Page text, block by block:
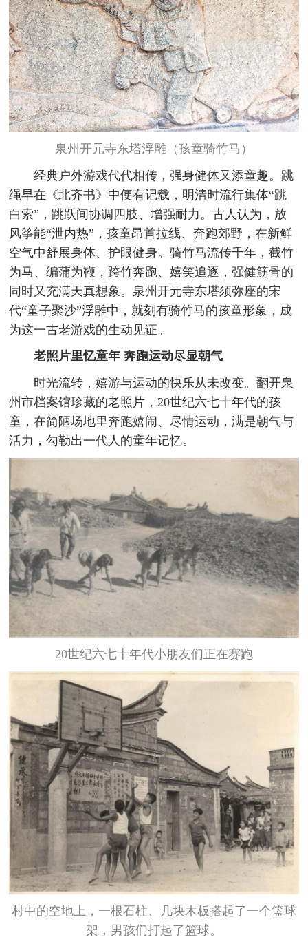
泉州开元寺东塔浮雕（孩童骑竹马）
经典户外游戏代代相传，强身健体又添童趣。跳
绳早在《北齐书》中便有记载，明清时流行集体“跳
白索”，跳跃间协调四肢、增强耐力。古人认为，放
风筝能“泄内热”，孩童昂首拉线、奔跑郊野，在新鲜
空气中舒展身体、护眼健身。骑竹马流传千年，截竹
为马、编蒲为鞭，跨竹奔跑、嬉笑追逐，强健筋骨的
同时又充满天真想象。泉州开元寺东塔须弥座的宋
代“童子聚沙”浮雕中，就刻有骑竹马的孩童形象，成
为这一古老游戏的生动见证。
老照片里忆童年 奔跑运动尽显朝气
时光流转，嬉游与运动的快乐从未改变。翻开泉
州市档案馆珍藏的老照片，20世纪六七十年代的孩
童，在简陋场地里奔跑嬉闹、尽情运动，满是朝气与
活力，勾勒出一代人的童年记忆。
20世纪六七十年代小朋友们正在赛跑
村中的空地上，一根石柱、几块木板搭起了一个篮球
架，男孩们打起了篮球。